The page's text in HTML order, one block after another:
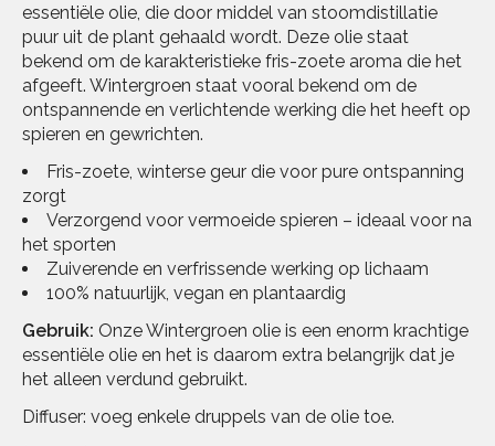
essentiële olie, die door middel van stoomdistillatie
puur uit de plant gehaald wordt. Deze olie staat
bekend om de karakteristieke fris-zoete aroma die het
afgeeft. Wintergroen staat vooral bekend om de
ontspannende en verlichtende werking die het heeft op
spieren en gewrichten.
Fris-zoete, winterse geur die voor pure ontspanning
zorgt
Verzorgend voor vermoeide spieren – ideaal voor na
het sporten
Zuiverende en verfrissende werking op lichaam
100% natuurlijk, vegan en plantaardig
Gebruik: Onze Wintergroen olie is een enorm krachtige
essentiële olie en het is daarom extra belangrijk dat je
het alleen verdund gebruikt.
Diffuser: voeg enkele druppels van de olie toe.